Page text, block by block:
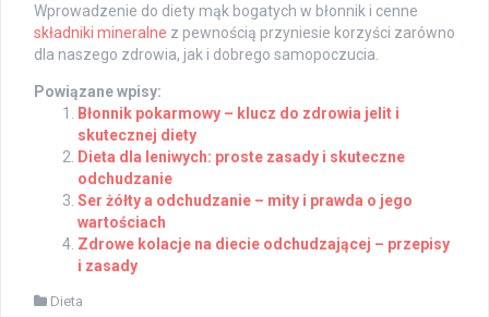
Wprowadzenie do diety mąk bogatych w błonnik i cenne
składniki mineralne z pewnością przyniesie korzyści zarówno
dla naszego zdrowia, jak i dobrego samopoczucia.
Powiązane wpisy:
Błonnik pokarmowy – klucz do zdrowia jelit i
skutecznej diety
Dieta dla leniwych: proste zasady i skuteczne
odchudzanie
Ser żółty a odchudzanie – mity i prawda o jego
wartościach
Zdrowe kolacje na diecie odchudzającej – przepisy
i zasady
Dieta